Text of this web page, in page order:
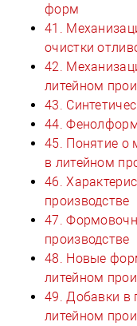
форм
41.
очистки
42.
литейном
43.
44.
45. Понятие о
в литейном
46.
производстве
47.
производстве
48. Новые
литейном
49. Добавки в
литейном